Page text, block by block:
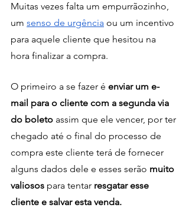
Muitas vezes falta um empurrãozinho,
um senso de urgência ou um incentivo
para aquele cliente que hesitou na
hora finalizar a compra.
O primeiro a se fazer é enviar um e-
mail para o cliente com a segunda via
do boleto assim que ele vencer, por ter
chegado até o final do processo de
compra este cliente terá de fornecer
alguns dados dele e esses serão muito
valiosos para tentar resgatar esse
cliente e salvar esta venda.